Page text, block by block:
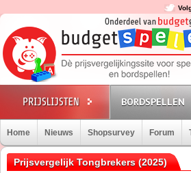
BORDSPELLEN
Home Nieuws Shopsurvey Forum
Prijsvergelijk Tongbrekers (2025)